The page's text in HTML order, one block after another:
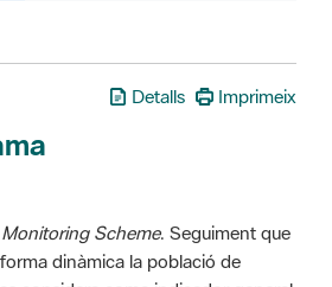
Detalls Imprimeix
Scheme. Seguiment que
dinàmica la població de